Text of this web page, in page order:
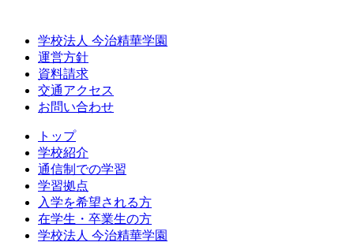
学校法人 今治精華学園
運営方針
資料請求
交通アクセス
お問い合わせ
トップ
学校紹介
通信制での学習
学習拠点
入学を希望される方
在学生・卒業生の方
学校法人 今治精華学園